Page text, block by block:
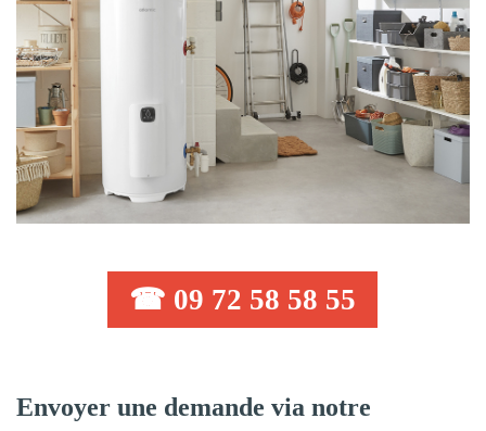
☎ 09 72 58 58 55
Envoyer une demande via notre